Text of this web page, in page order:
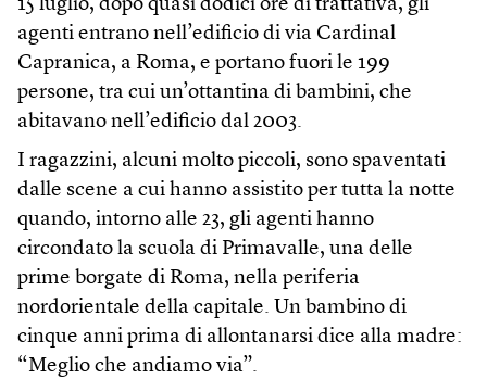
15 luglio, dopo quasi dodici ore di trattativa, gli
agenti entrano nell’edificio di via Cardinal
Capranica, a Roma, e portano fuori le 199
persone, tra cui un’ottantina di bambini, che
abitavano nell’edificio dal 2003.
I ragazzini, alcuni molto piccoli, sono spaventati
dalle scene a cui hanno assistito per tutta la notte
quando, intorno alle 23, gli agenti hanno
circondato la scuola di Primavalle, una delle
prime borgate di Roma, nella periferia
nordorientale della capitale. Un bambino di
cinque anni prima di allontanarsi dice alla madre:
“Meglio che andiamo via”.